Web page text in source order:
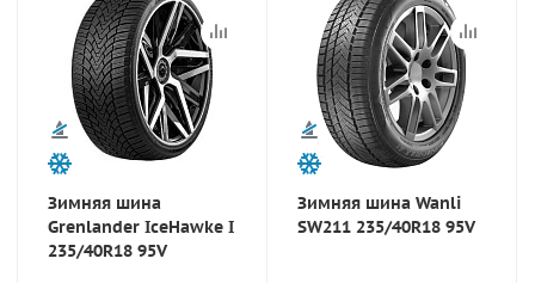
Зимняя шина
Grenlander IceHawke I
235/40R18 95V
Зимняя шина Wanli
SW211 235/40R18 95V